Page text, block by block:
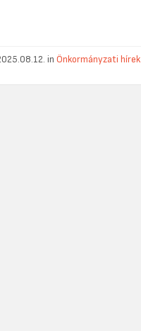
in Önkormányzati hírek